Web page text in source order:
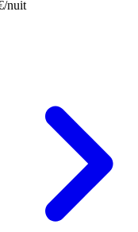
/nuit